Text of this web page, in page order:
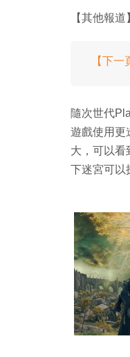
【其他報
【下一
隨次世代
遊戲使用更
大，可以看
下迷宮可以